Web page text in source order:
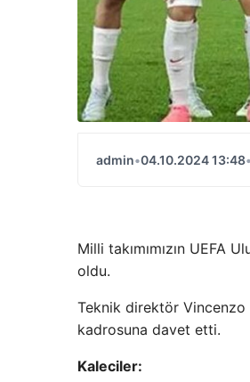
admin•04.10.2024 13:48•
Milli takımımızın UEFA
oldu.
Teknik direktör Vincenzo
kadrosuna davet etti.
Kaleciler: